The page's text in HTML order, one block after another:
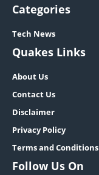
Categories
Tech News
Quakes Links
About Us
Contact Us
Disclaimer
Privacy Policy
Terms and Conditions
Follow Us On